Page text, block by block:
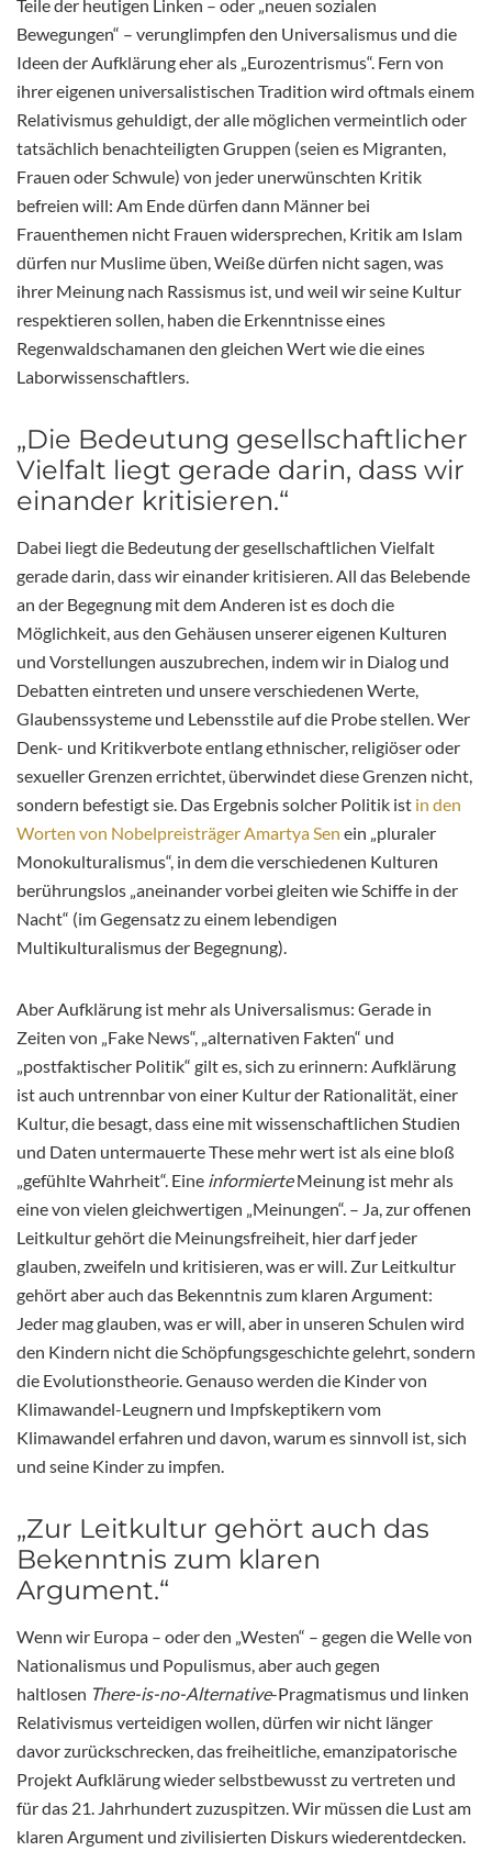
Teile der heutigen Linken – oder „neuen sozialen
Bewegungen“ – verunglimpfen den Universalismus und die
Ideen der Aufklärung eher als „Eurozentrismus“. Fern von
ihrer eigenen universalistischen Tradition wird oftmals einem
Relativismus gehuldigt, der alle möglichen vermeintlich oder
tatsächlich benachteiligten Gruppen (seien es Migranten,
Frauen oder Schwule) von jeder unerwünschten Kritik
befreien will: Am Ende dürfen dann Männer bei
Frauenthemen nicht Frauen widersprechen, Kritik am Islam
dürfen nur Muslime üben, Weiße dürfen nicht sagen, was
ihrer Meinung nach Rassismus ist, und weil wir seine Kultur
respektieren sollen, haben die Erkenntnisse eines
Regenwaldschamanen den gleichen Wert wie die eines
Laborwissenschaftlers.
„Die Bedeutung gesellschaftlicher
Vielfalt liegt gerade darin, dass wir
einander kritisieren.“
Dabei liegt die Bedeutung der gesellschaftlichen Vielfalt
gerade darin, dass wir einander kritisieren. All das Belebende
an der Begegnung mit dem Anderen ist es doch die
Möglichkeit, aus den Gehäusen unserer eigenen Kulturen
und Vorstellungen auszubrechen, indem wir in Dialog und
Debatten eintreten und unsere verschiedenen Werte,
Glaubenssysteme und Lebensstile auf die Probe stellen. Wer
Denk- und Kritikverbote entlang ethnischer, religiöser oder
sexueller Grenzen errichtet, überwindet diese Grenzen nicht,
sondern befestigt sie. Das Ergebnis solcher Politik ist in den
Worten von Nobelpreisträger Amartya Sen ein „pluraler
Monokulturalismus“, in dem die verschiedenen Kulturen
berührungslos „aneinander vorbei gleiten wie Schiffe in der
Nacht“ (im Gegensatz zu einem lebendigen
Multikulturalismus der Begegnung).
Aber Aufklärung ist mehr als Universalismus: Gerade in
Zeiten von „Fake News“, „alternativen Fakten“ und
„postfaktischer Politik“ gilt es, sich zu erinnern: Aufklärung
ist auch untrennbar von einer Kultur der Rationalität, einer
Kultur, die besagt, dass eine mit wissenschaftlichen Studien
und Daten untermauerte These mehr wert ist als eine bloß
„gefühlte Wahrheit“. Eine informierteMeinung ist mehr als
eine von vielen gleichwertigen „Meinungen“. – Ja, zur offenen
Leitkultur gehört die Meinungsfreiheit, hier darf jeder
glauben, zweifeln und kritisieren, was er will. Zur Leitkultur
gehört aber auch das Bekenntnis zum klaren Argument:
Jeder mag glauben, was er will, aber in unseren Schulen wird
den Kindern nicht die Schöpfungsgeschichte gelehrt, sondern
die Evolutionstheorie. Genauso werden die Kinder von
Klimawandel-Leugnern und Impfskeptikern vom
Klimawandel erfahren und davon, warum es sinnvoll ist, sich
und seine Kinder zu impfen.
„Zur Leitkultur gehört auch das
Bekenntnis zum klaren
Argument.“
Wenn wir Europa – oder den „Westen“ – gegen die Welle von
Nationalismus und Populismus, aber auch gegen
haltlosen There-is-no-Alternative-Pragmatismus und linken
Relativismus verteidigen wollen, dürfen wir nicht länger
davor zurückschrecken, das freiheitliche, emanzipatorische
Projekt Aufklärung wieder selbstbewusst zu vertreten und
für das 21. Jahrhundert zuzuspitzen. Wir müssen die Lust am
klaren Argument und zivilisierten Diskurs wiederentdecken.